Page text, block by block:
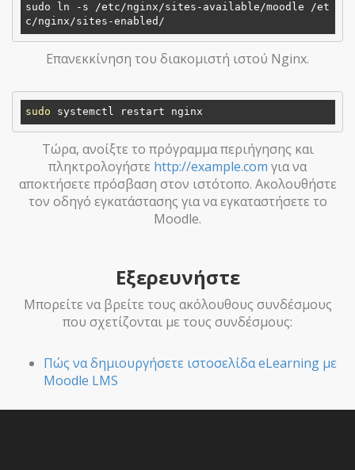
sudo ln -s /etc/nginx/sites-available/moodle /et
c/nginx/sites-enabled/
Επανεκκίνηση του διακομιστή ιστού Nginx.
sudo
Τώρα, ανοίξτε το πρόγραμμα περιήγησης και
πληκτρολογήστε http://example.com για να
αποκτήσετε πρόσβαση στον ιστότοπο. Ακολουθήστε
τον οδηγό εγκατάστασης για να εγκαταστήσετε το
Moodle.
Εξερευνήστε
Μπορείτε να βρείτε τους ακόλουθους συνδέσμους
που σχετίζονται με τους συνδέσμους:
Πώς να δημιουργήσετε ιστοσελίδα eLearning με
Moodle LMS